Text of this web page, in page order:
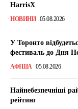
HarrisX
НОВИНИ 05.08.2026
У Торонто
фестиваль до Дня
АФІША 05.08.2026
Найнебезпечніші
рейтинг